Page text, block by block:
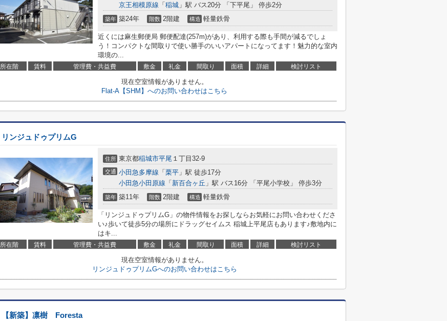
京王相模原線 「 稲城 」駅 バス20分 「下平尾」 停歩2分
築年 築24年 階数 2階建 構造 軽量鉄骨
近くには麻生郵便局 郵便配達(257m)があり、利用する際も手間が減るでしょ
う！コンパクトな間取りで使い勝手のいいアパートになってます！魅力的な室内
環境の...
所在階 賃料 管理費・共益費 敷金 礼金 間取り 面積 詳細 検討リスト
現在空室情報がありません。
Flat-A【SHM】へのお問い合わせはこちら
リンジュドゥプリムG
住所 東京都稲城市平尾 １丁目32-9
交通 小田急多摩線 「 栗平 」駅 徒歩17分
小田急小田原線 「 新百合ヶ丘 」駅 バス16分 「平尾小学校」 停歩3分
築年 築11年 階数 2階建 構造 軽量鉄骨
「リンジュドゥプリムG」の物件情報をお探しならお気軽にお問い合わせくださ
い♪歩いて徒歩5分の場所にドラッグセイムス 稲城上平尾店もあります♪敷地内に
はキ...
所在階 賃料 管理費・共益費 敷金 礼金 間取り 面積 詳細 検討リスト
現在空室情報がありません。
リンジュドゥプリムGへのお問い合わせはこちら
【新築】凛樹 Foresta